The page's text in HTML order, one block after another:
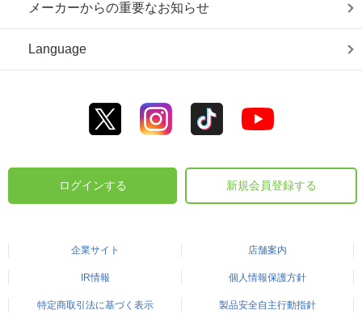
メーカーからの重要なお知らせ
Language
ログインする 新規会員登録する
企業サイト 店舗案内
IR情報 個人情報保護方針
特定商取引法に基づく表示 製品安全自主行動指針